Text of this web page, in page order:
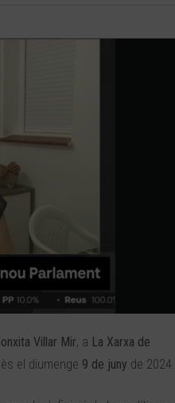
Villar Mir, a La Xarxa de
el diumenge 9 de juny de 2024.